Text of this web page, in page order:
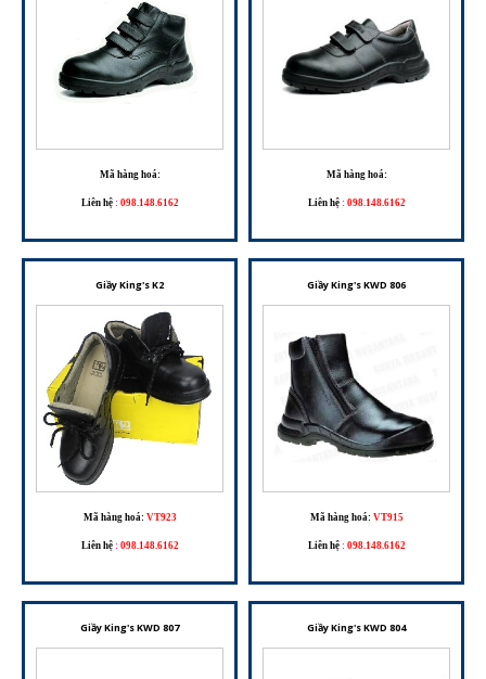
Mã hàng hoá:
Liên hệ : 098.148.6162
Mã hàng hoá:
Liên hệ : 098.148.6162
Giầy King's K2
Mã hàng hoá: VT923
Liên hệ : 098.148.6162
Giầy King's KWD 806
Mã hàng hoá: VT915
Liên hệ : 098.148.6162
Giầy King's KWD 807 Giầy King's KWD 804